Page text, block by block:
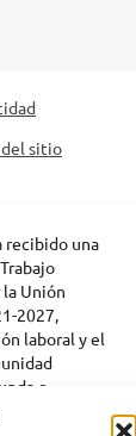
del sitio
recibido una
Unión
2027,
laboral y el
o
de